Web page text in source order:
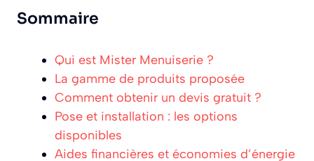
Sommaire
Qui est Mister Menuiserie ?
La gamme de produits proposée
Comment obtenir un devis gratuit ?
Pose et installation : les options
disponibles
Aides financières et économies d’énergie